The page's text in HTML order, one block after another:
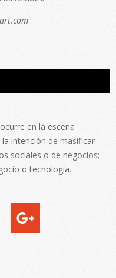
en la escena
intención de masificar
sociales o de negocios;
o tecnología.